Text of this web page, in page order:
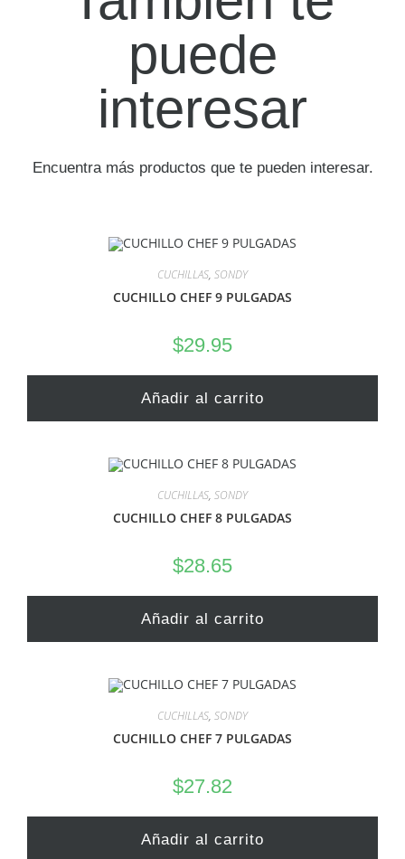
puede
interesar
Encuentra más productos que te pueden interesar.
CUCHILLAS, SONDY
CUCHILLO CHEF 9 PULGADAS
$29.95
Añadir al carrito
CUCHILLAS, SONDY
CUCHILLO CHEF 8 PULGADAS
$28.65
Añadir al carrito
CUCHILLAS, SONDY
CUCHILLO CHEF 7 PULGADAS
$27.82
Añadir al carrito